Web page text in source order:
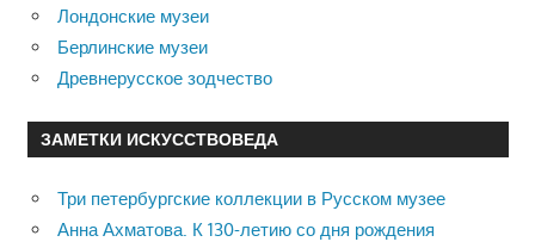
Лондонские музеи
Берлинские музеи
Древнерусское зодчество
ЗАМЕТКИ ИСКУССТВОВЕДА
Три петербургские коллекции в Русском музее
Анна Ахматова. К 130-летию со дня рождения